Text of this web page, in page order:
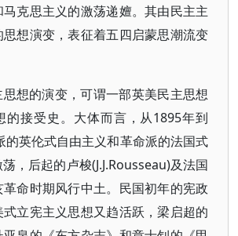
马克思主义的激荡递嬗。其由民主主
思想演变，表征着五四启蒙思潮流变
想的演变，可谓一部英美民主思想
的接受史。大体而言，从1895年到
的英伦式自由主义和革命派的法国式
，后起的卢梭(J.J.Rousseau)及法国
命时期风行中土。民国初年的宪政
立宪主义思想又趋活跃，梁启超的